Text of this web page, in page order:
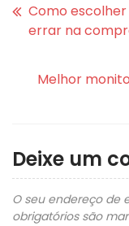
Como
errar na
Melhor
Deixe um
O seu endereço de
obrigatórios são